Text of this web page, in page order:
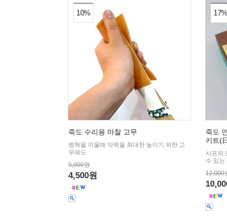
10%
죽도 수리용 마찰 고무
병혁을 끼울때 악력을 최대한 높이기 위한 고
무패드
5,000원
4,500원
17%
죽도
키트(
사포의
수 있는
12,000